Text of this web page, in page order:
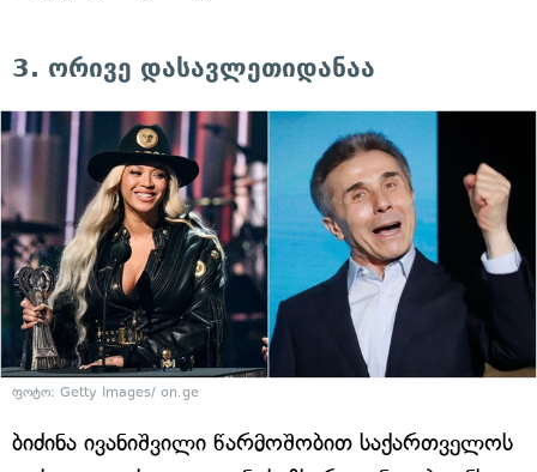
3. ორივე დასავლეთიდანაა
ფოტო: Getty Images/ on.ge
ბიძინა ივანიშვილი წარმოშობით საქართველოს